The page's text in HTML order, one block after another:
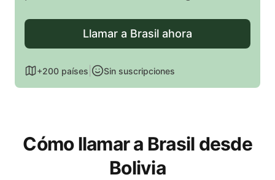
Llamar a Brasil ahora
+200 países Sin suscripciones
Cómo llamar a Brasil desde
Bolivia